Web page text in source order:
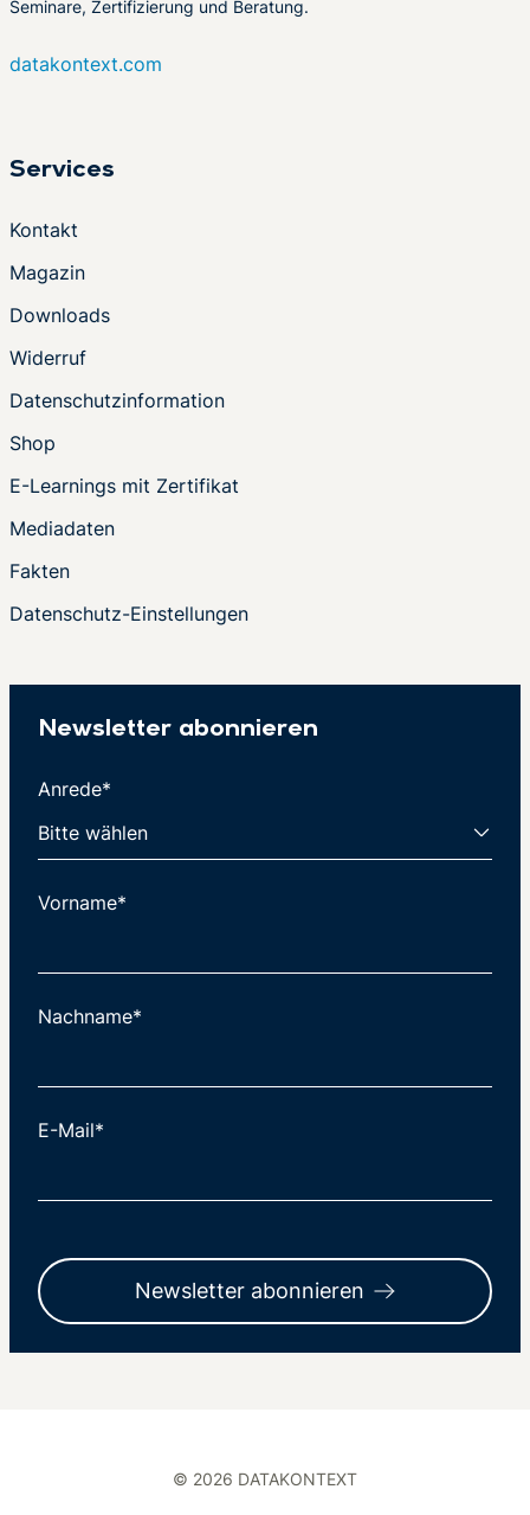
Seminare, Zertifizierung und Beratung.
datakontext.com
Services
Kontakt
Magazin
Downloads
Widerruf
Datenschutzinformation
Shop
E-Learnings mit Zertifikat
Mediadaten
Fakten
Datenschutz-Einstellungen
Newsletter abonnieren
Anrede*
Vorname*
Nachname*
E-Mail*
Newsletter abonnieren
© 2026 DATAKONTEXT